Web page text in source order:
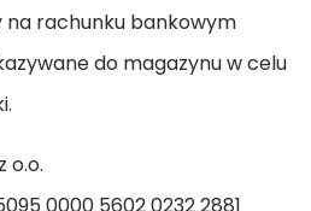
na rachunku bankowym
do magazynu w celu
o.o.
0000 5602 0232 2881